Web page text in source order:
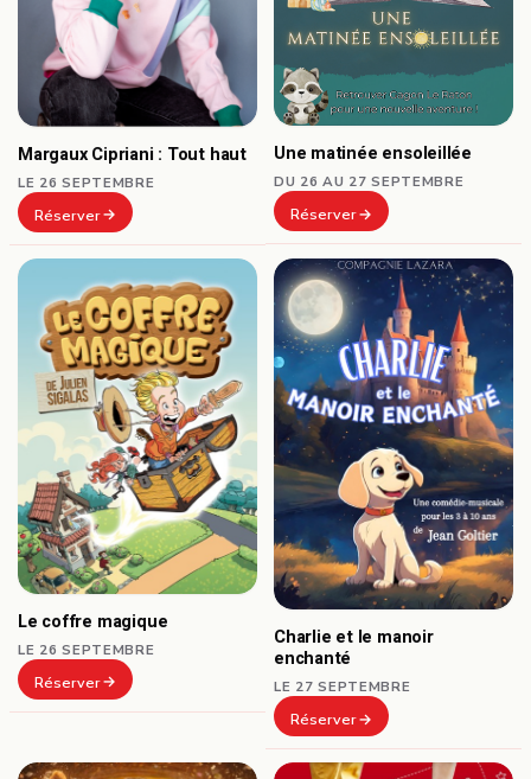
Margaux Cipriani : Tout haut
LE 26 SEPTEMBRE
Réserver
Une matinée ensoleillée
DU 26 AU 27 SEPTEMBRE
Réserver
Le coffre magique
LE 26 SEPTEMBRE
Réserver
Charlie et le manoir
enchanté
LE 27 SEPTEMBRE
Réserver